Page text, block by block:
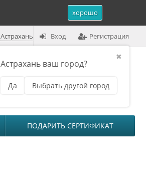
хорошо
Астрахань
✖
Астрахань ваш город?
Да Выбрать другой город
Вход Регистрация
на сумму0₽
ПОДАРИТЬ СЕРТИФИКАТ